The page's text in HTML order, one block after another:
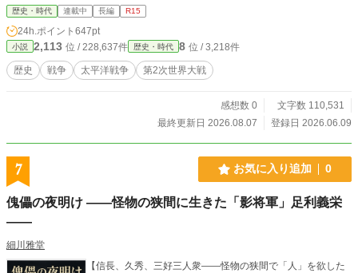
滅を見据えていた。圧倒的な工業力と資源を持つアメリカと
の長期戦は、日本の敗北に終わる―― 第二部 44話から〜 1
942年1月、田中新一失脚の余波の中で参謀部長に抜擢された
大瀬は、石原莞爾と連携し、陸海軍の統合運用、編、科学技
術重視への転換を推進する。同時に南方占領地では、単なる
軍事支配ではなく将来的な独立を見据えた新秩序の構築を模
の国家戦略を練り上げ、1942年3月、帝国の進むべき道を問
う一大構想を動かし始める。これは戦争に勝つためではな
歴史・時代 連載中 長編 R15
24h.ポイント 647pt
小説 2,113 位 / 228,637件 歴史・時代 8 位 / 3,218件
歴史 戦争 太平洋戦争 第2次世界大戦
感想数 0
文字数 110,531
最終更新日 2026.08.07
登録日 2026.06.09
7 お気に入り追加 0
傀儡の夜明け ――怪物の狭間に生きた「影将軍」足利義栄
――
細川雅堂
【信長、久秀、三好三人衆――怪物の狭間で「人」を欲した